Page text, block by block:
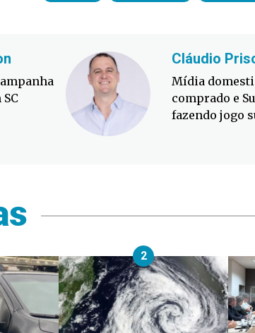
Cláudio
Mídia
comprado e
fazendo jogo
2